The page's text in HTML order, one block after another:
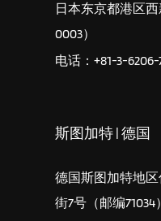
日本东京都港区西
0003）
电话：+81-3-
斯图加特 | 德国
德国斯图加特地
街7号（邮编71034）